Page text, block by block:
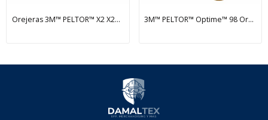
Orejeras 3M™ PELTOR™ X2 X2P3E/37276(AAD),... 3M™ PELTOR™ Optime™ 98 Orejera H9P3E, Accesorio...